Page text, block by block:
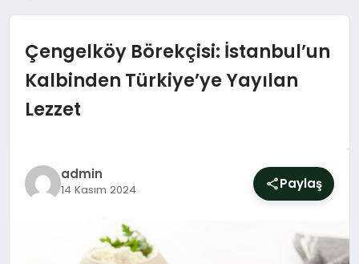
SPOR
MAGAZIN
YAŞAM
Çengelköy Börekçisi: İstanbul’un
Kalbinden Türkiye’ye Yayılan
Lezzet
admin
14 Kasım 2024 Paylaş